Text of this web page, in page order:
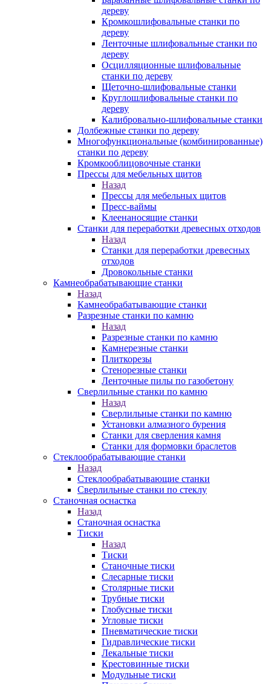
дереву
Кромкошлифовальные станки по
дереву
Ленточные шлифовальные станки по
дереву
Осцилляционные шлифовальные
станки по дереву
Щеточно-шлифовальные станки
Круглошлифовальные станки по
дереву
Калибровально-шлифовальные станки
Долбежные станки по дереву
Многофункциональные (комбинированные)
станки по дереву
Кромкооблицовочные станки
Прессы для мебельных щитов
Назад
Прессы для мебельных щитов
Пресс-ваймы
Клеенаносящие станки
Станки для переработки древесных отходов
Назад
Станки для переработки древесных
отходов
Дровокольные станки
Камнеобрабатывающие станки
Назад
Камнеобрабатывающие станки
Разрезные станки по камню
Назад
Разрезные станки по камню
Камнерезные станки
Плиткорезы
Стенорезные станки
Ленточные пилы по газобетону
Сверлильные станки по камню
Назад
Сверлильные станки по камню
Установки алмазного бурения
Станки для сверления камня
Станки для формовки браслетов
Стеклообрабатывающие станки
Назад
Стеклообрабатывающие станки
Сверлильные станки по стеклу
Станочная оснастка
Назад
Станочная оснастка
Тиски
Назад
Тиски
Станочные тиски
Слесарные тиски
Столярные тиски
Трубные тиски
Глобусные тиски
Угловые тиски
Пневматические тиски
Гидравлические тиски
Лекальные тиски
Крестовинные тиски
Модульные тиски